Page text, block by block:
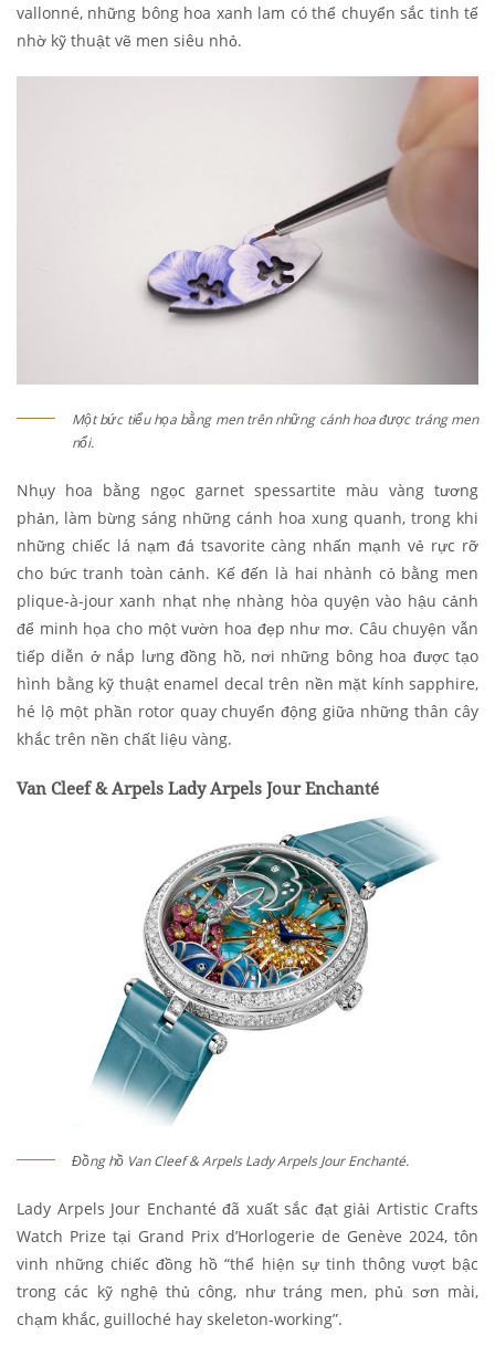
vallonné, những bông hoa xanh lam có thể chuyển sắc tinh tế
nhờ kỹ thuật vẽ men siêu nhỏ.
Một bức tiểu họa bằng men trên những cánh hoa được tráng men
nổi.
Nhụy hoa bằng ngọc garnet spessartite màu vàng tương
phản, làm bừng sáng những cánh hoa xung quanh, trong khi
những chiếc lá nạm đá tsavorite càng nhấn mạnh vẻ rực rỡ
cho bức tranh toàn cảnh. Kế đến là hai nhành cỏ bằng men
plique-à-jour xanh nhạt nhẹ nhàng hòa quyện vào hậu cảnh
để minh họa cho một vườn hoa đẹp như mơ. Câu chuyện vẫn
tiếp diễn ở nắp lưng đồng hồ, nơi những bông hoa được tạo
hình bằng kỹ thuật enamel decal trên nền mặt kính sapphire,
hé lộ một phần rotor quay chuyển động giữa những thân cây
khắc trên nền chất liệu vàng.
Van Cleef & Arpels Lady Arpels Jour Enchanté
Đồng hồ Van Cleef & Arpels Lady Arpels Jour Enchanté.
Lady Arpels Jour Enchanté đã xuất sắc đạt giải Artistic Crafts
Watch Prize tại Grand Prix d’Horlogerie de Genève 2024, tôn
vinh những chiếc đồng hồ “thể hiện sự tinh thông vượt bậc
trong các kỹ nghệ thủ công, như tráng men, phủ sơn mài,
chạm khắc, guilloché hay skeleton-working”.